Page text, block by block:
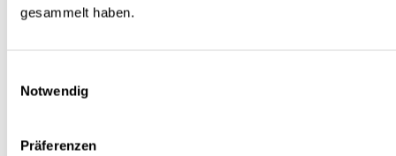
gesammelt haben.
Notwendig
Präferenzen